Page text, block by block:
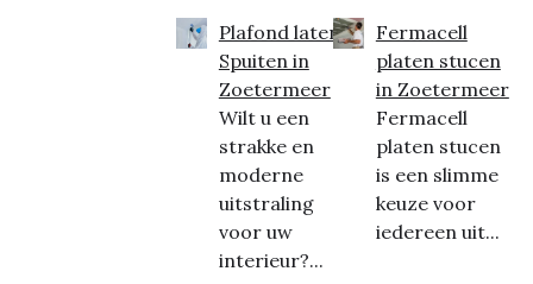
Plafond laten
Spuiten in
Zoetermeer
Wilt u een
strakke en
moderne
uitstraling
voor uw
interieur?...
Fermacell
platen stucen
in Zoetermeer
Fermacell
platen stucen
is een slimme
keuze voor
iedereen uit...